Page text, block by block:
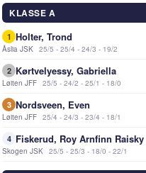
KLASSE A
1 Holter, Trond
Åslia JSK 25/5 - 25/4 - 24/3 - 19/2
2 Kørtvelyessy, Gabriella
Løiten JFF 25/5 - 24/2 - 25/1 - 18/0
3 Nordsveen, Even
Løiten JFF 25/4 - 24/3 - 23/4 - 18/1
4 Fiskerud, Roy Arnfinn Raisky
Skogen JSK 25/5 - 25/3 - 18/0 - 22/1